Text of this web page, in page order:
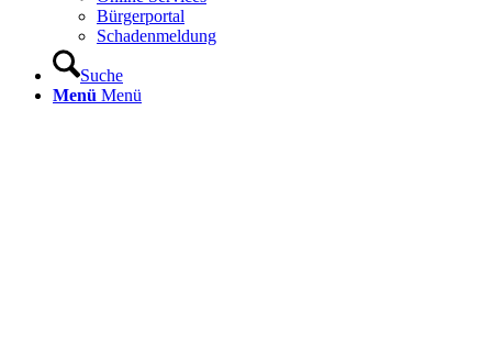
Bürgerportal
Schadenmeldung
Suche
Menü Menü